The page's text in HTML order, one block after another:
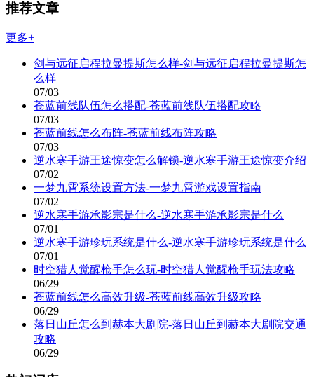
推荐文章
更多+
剑与远征启程拉曼提斯怎么样-剑与远征启程拉曼提斯怎
么样
07/03
苍蓝前线队伍怎么搭配-苍蓝前线队伍搭配攻略
07/03
苍蓝前线怎么布阵-苍蓝前线布阵攻略
07/03
逆水寒手游王途惊变怎么解锁-逆水寒手游王途惊变介绍
07/02
一梦九霄系统设置方法-一梦九霄游戏设置指南
07/02
逆水寒手游承影宗是什么-逆水寒手游承影宗是什么
07/01
逆水寒手游珍玩系统是什么-逆水寒手游珍玩系统是什么
07/01
时空猎人觉醒枪手怎么玩-时空猎人觉醒枪手玩法攻略
06/29
苍蓝前线怎么高效升级-苍蓝前线高效升级攻略
06/29
落日山丘怎么到赫本大剧院-落日山丘到赫本大剧院交通
攻略
06/29